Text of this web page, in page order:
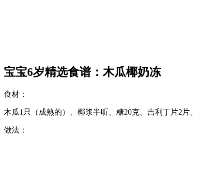
宝宝6岁精选食谱：木瓜椰奶冻
食材：
木瓜1只（成熟的）、椰浆半听、糖20克、吉利丁片2片。
做法：